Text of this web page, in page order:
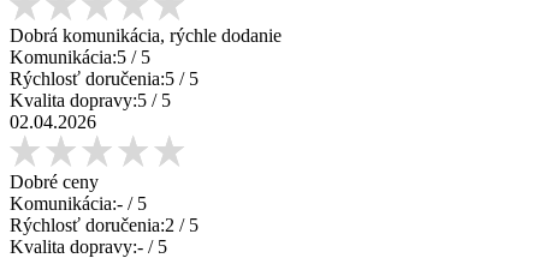
Dobrá komunikácia, rýchle dodanie
Komunikácia:5 / 5
Rýchlosť doručenia:5 / 5
Kvalita dopravy:5 / 5
02.04.2026
Dobré ceny
Komunikácia:- / 5
Rýchlosť doručenia:2 / 5
Kvalita dopravy:- / 5